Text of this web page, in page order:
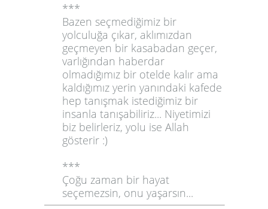
***
Bazen seçmediğimiz bir
yolculuğa çıkar, aklımızdan
geçmeyen bir kasabadan geçer,
varlığından haberdar
olmadığımız bir otelde kalır ama
kaldığımız yerin yanındaki kafede
hep tanışmak istediğimiz bir
insanla tanışabiliriz... Niyetimizi
biz belirleriz, yolu ise Allah
gösterir :)
***
Çoğu zaman bir hayat
seçemezsin, onu yaşarsın...